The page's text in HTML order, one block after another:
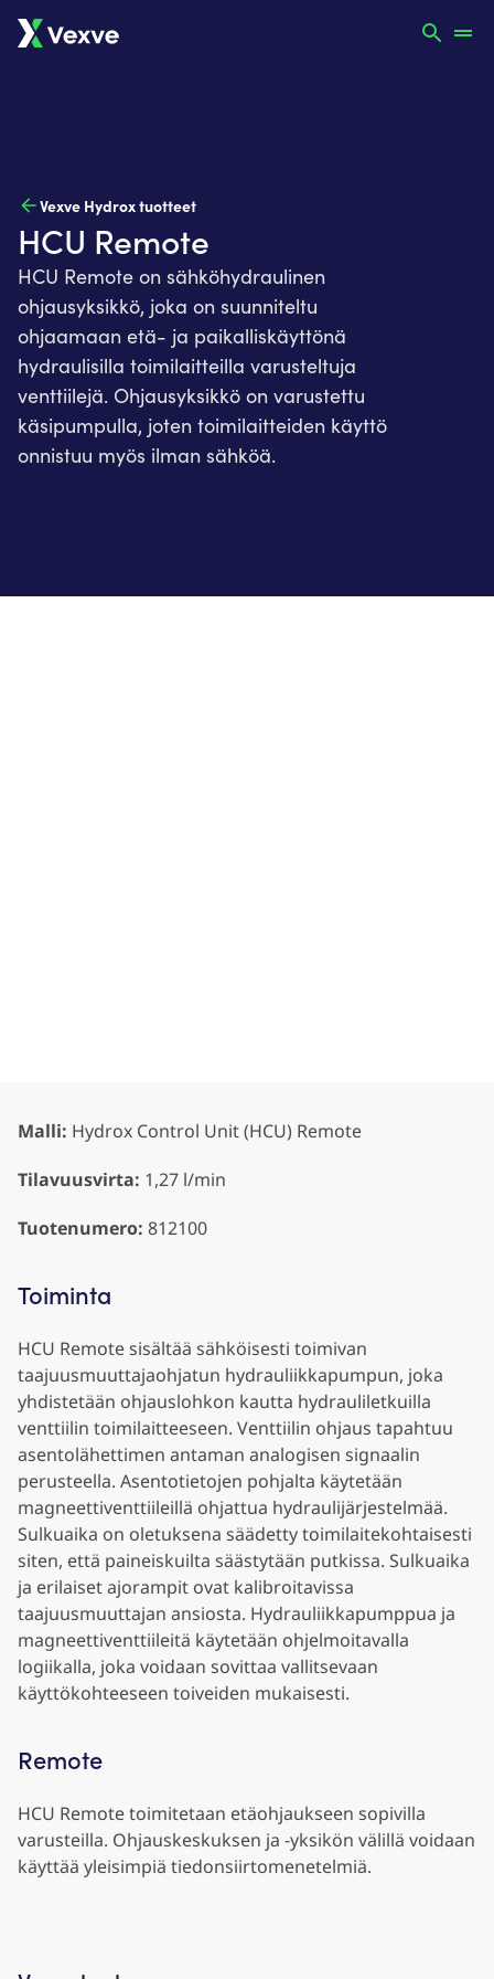
Vexve Hydrox tuotteet
HCU Remote
HCU Remote on sähköhydraulinen
ohjausyksikkö, joka on suunniteltu
ohjaamaan etä- ja paikalliskäyttönä
hydraulisilla toimilaitteilla varusteltuja
venttiilejä. Ohjausyksikkö on varustettu
käsipumpulla, joten toimilaitteiden käyttö
onnistuu myös ilman sähköä.
Malli: Hydrox Control Unit (HCU) Remote
Tilavuusvirta: 1,27 l/min
Tuotenumero: 812100
Toiminta
HCU Remote sisältää sähköisesti toimivan
taajuusmuuttajaohjatun hydrauliikkapumpun, joka
yhdistetään ohjauslohkon kautta hydrauliletkuilla
venttiilin toimilaitteeseen. Venttiilin ohjaus tapahtuu
asentolähettimen antaman analogisen signaalin
perusteella. Asentotietojen pohjalta käytetään
magneettiventtiileillä ohjattua hydraulijärjestelmää.
Sulkuaika on oletuksena säädetty toimilaitekohtaisesti
siten, että paineiskuilta säästytään putkissa. Sulkuaika
ja erilaiset ajorampit ovat kalibroitavissa
taajuusmuuttajan ansiosta. Hydrauliikkapumppua ja
magneettiventtiileitä käytetään ohjelmoitavalla
logiikalla, joka voidaan sovittaa vallitsevaan
käyttökohteeseen toiveiden mukaisesti.
Remote
HCU Remote toimitetaan etäohjaukseen sopivilla
varusteilla. Ohjauskeskuksen ja -yksikön välillä voidaan
käyttää yleisimpiä tiedonsiirtomenetelmiä.